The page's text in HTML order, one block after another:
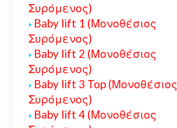
Συρόμενος)
Baby lift 1 (Μονοθέσιος
Συρόμενος)
Baby lift 2 (Μονοθέσιος
Συρόμενος)
Baby lift 3 Top (Μονοθέσιος
Συρόμενος)
Baby lift 4 (Μονοθέσιος